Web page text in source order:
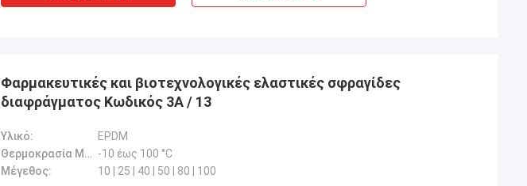
Φαρμακευτικές και βιοτεχνολογικές ελαστικές σφραγίδες
διαφράγματος Κωδικός 3A / 13
Υλικό:
EPDM
Θερμοκρασία MEDIA: -10 έως 100 °C
Μέγεθος:
10 | 25 | 40 | 50 | 80 | 100